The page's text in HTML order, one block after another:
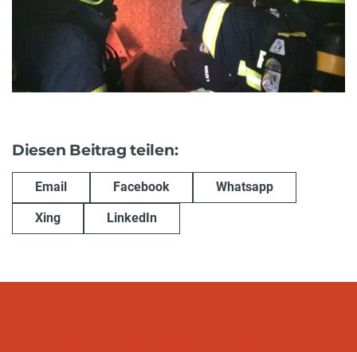
Diesen Beitrag teilen:
Email Facebook Whatsapp
Xing LinkedIn